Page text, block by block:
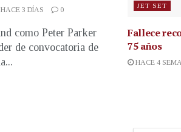
3 DÍAS 0
como Peter Parker
de convocatoria de
JET SET
Fallece
75 años
HACE 4